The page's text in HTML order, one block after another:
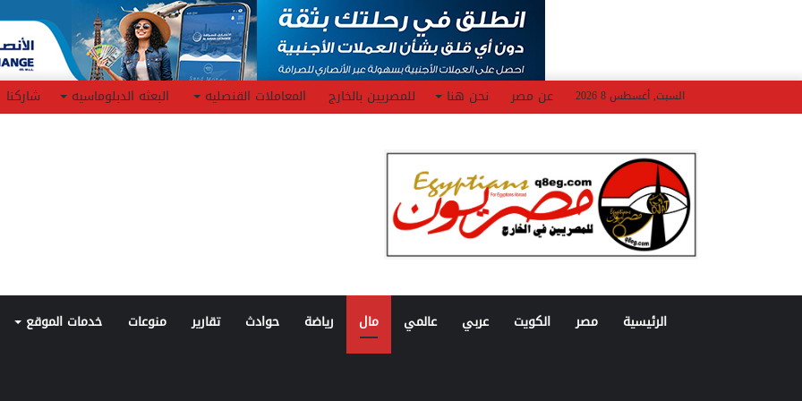
السبت, أغسطس 8 2026 عن مصر نحن هنا للمصريين بالخارج المعاملات القنصليه البعثه الدبلوماسيه شاركنا
الرئيسية مصر الكويت عربي عالمي مال رياضة حوادث تقارير منوعات خدمات الموقع